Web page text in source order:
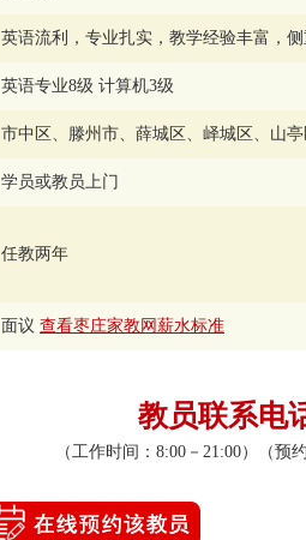
英语流利，专业扎实，教学经验丰富，
英语专业8级 计算机3级
市中区、滕州市、薛城区、峄城区、山亭
学员或教员上门
任教两年
面议 查看枣庄家教网薪水标准
教员联系电
（工作时间：8:00－21:00）（预